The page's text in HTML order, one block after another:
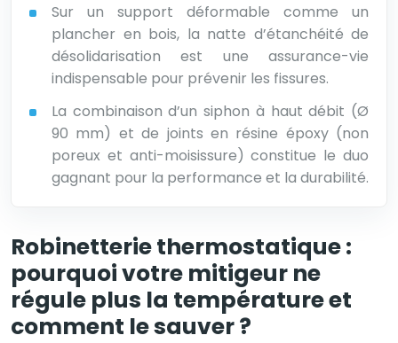
Sur un support déformable comme un
plancher en bois, la natte d’étanchéité de
désolidarisation est une assurance-vie
indispensable pour prévenir les fissures.
La combinaison d’un siphon à haut débit (Ø
90 mm) et de joints en résine époxy (non
poreux et anti-moisissure) constitue le duo
gagnant pour la performance et la durabilité.
Robinetterie thermostatique :
pourquoi votre mitigeur ne
régule plus la température et
comment le sauver ?